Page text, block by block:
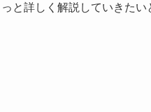
と詳しく解説していきたい